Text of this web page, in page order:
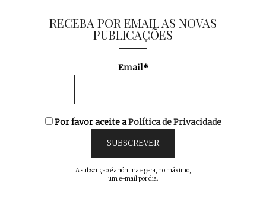
RECEBA POR EMAIL AS NOVAS
PUBLICAÇÕES
Email*
Por favor aceite aPolítica de Privacidade
A subscrição é anónima e gera, no máximo,
um e-mail por dia.